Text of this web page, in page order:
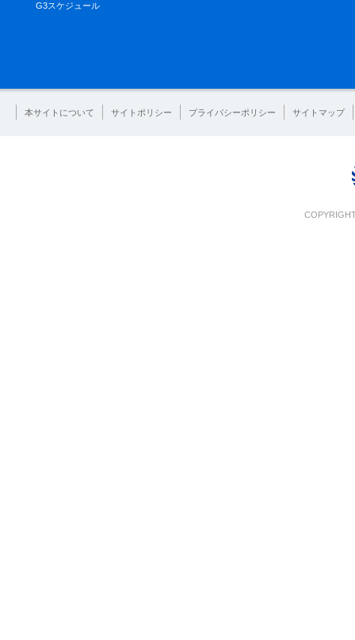
G3スケジュール
本サイトについて サイトポリシー プライバシーポリシー サイトマップ